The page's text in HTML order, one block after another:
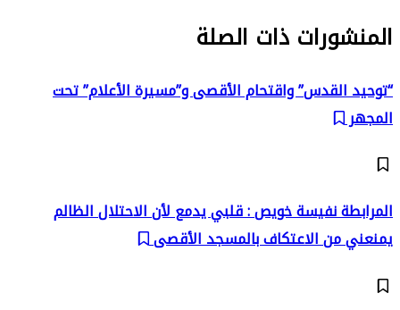
المنشورات ذات الصلة
“توحيد القدس” واقتحام الأقصى و”مسيرة الأعلام” تحت
المجهر
المرابطة نفيسة خويص : قلبي يدمع لأن الاحتلال الظالم
يمنعني من الاعتكاف بالمسجد الأقصى